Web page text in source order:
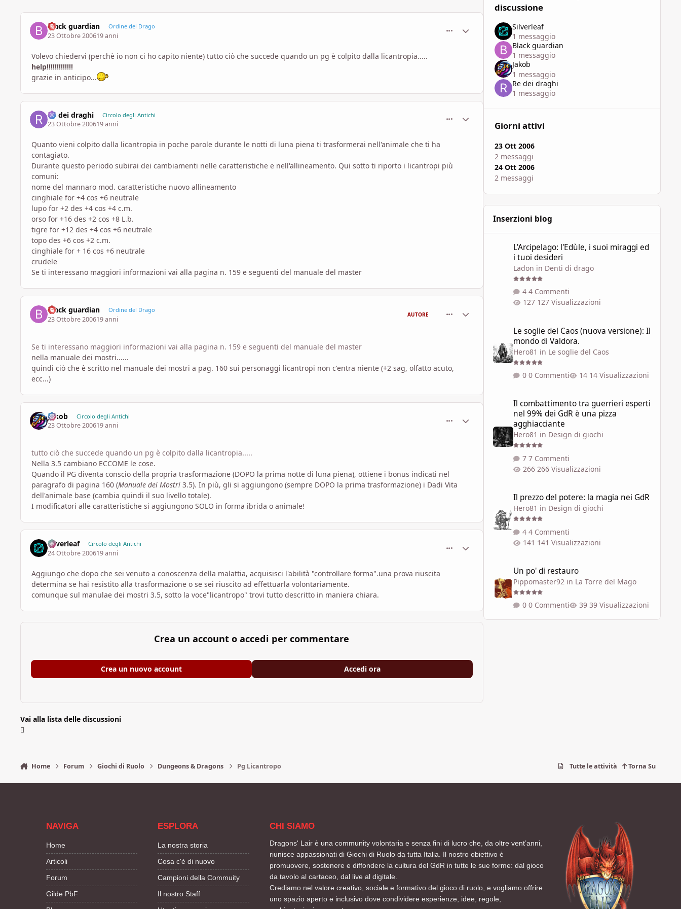
Black guardian Ordine del Drago
23 Ottobre 200619 anni
comment_103359
Statistiche Autore
Volevo chiedervi (perchè io non ci ho capito niente) tutto ciò che succede quando un pg è colpito dalla licantropia.....
help!!!!!!!!!!!!!
grazie in anticipo...
Re dei draghi Circolo degli Antichi
23 Ottobre 200619 anni
Quanto vieni colpito dalla licantropia in poche parole durante le notti di luna piena ti trasformerai nell'animale che ti ha
contagiato.
Durante questo periodo subirai dei cambiamenti nelle caratteristiche e nell'allineamento. Qui sotto ti riporto i licantropi più
comuni:
nome del mannaro mod. caratteristiche nuovo allineamento
cinghiale for +4 cos +6 neutrale
lupo for +2 des +4 cos +4 c.m.
orso for +16 des +2 cos +8 L.b.
tigre for +12 des +4 cos +6 neutrale
topo des +6 cos +2 c.m.
cinghiale for + 16 cos +6 neutrale
crudele
Se ti interessano maggiori informazioni vai alla pagina n. 159 e seguenti del manuale del master
Black guardian Ordine del Drago
23 Ottobre 200619 anni
AUTORE
Se ti interessano maggiori informazioni vai alla pagina n. 159 e seguenti del manuale del master
nella manuale dei mostri......
quindi ciò che è scritto nel manuale dei mostri a pag. 160 sui personaggi licantropi non c'entra niente (+2 sag, olfatto acuto,
ecc...)
Jakob Circolo degli Antichi
23 Ottobre 200619 anni
Statistiche Autore
tutto ciò che succede quando un pg è colpito dalla licantropia.....
Nella 3.5 cambiano ECCOME le cose.
Quando il PG diventa conscio della propria trasformazione (DOPO la prima notte di luna piena), ottiene i bonus indicati nel
paragrafo di pagina 160 (Manuale dei Mostri 3.5). In più, gli si aggiungono (sempre DOPO la prima trasformazione) i Dadi Vita
dell'animale base (cambia quindi il suo livello totale).
I modificatori alle caratteristiche si aggiungono SOLO in forma ibrida o animale!
Silverleaf Circolo degli Antichi
24 Ottobre 200619 anni
Statistiche Autore
Aggiungo che dopo che sei venuto a conoscenza della malattia, acquisisci l'abilità "controllare forma".una prova riuscita
determina se hai resistito alla trasformazione o se sei riuscito ad effettuarla volontariamente.
comunque sul manulae dei mostri 3.5, sotto la voce"licantropo" trovi tutto descritto in maniera chiara.
Crea un account o accedi per commentare
Crea un nuovo account Accedi ora
Vai alla lista delle discussioni
discussione
Silverleaf
1 messaggio
Black guardian
1 messaggio
Jakob
1 messaggio
Re dei draghi
1 messaggio
Giorni attivi
23 Ott 2006
2 messaggi
24 Ott 2006
2 messaggi
Inserzioni blog
L'Arcipelago: l'Edùle, i suoi miraggi ed
i tuoi desideri
Ladon in Denti di drago
4 Commenti
127 Visualizzazioni
Le soglie del Caos (nuova versione): Il
mondo di Valdora.
Hero81 in Le soglie del Caos
0 Commenti 14 Visualizzazioni
Il combattimento tra guerrieri esperti
nel 99% dei GdR è una pizza
agghiacciante
Hero81 in Design di giochi
7 Commenti
266 Visualizzazioni
Il prezzo del potere: la magia nei GdR
Hero81 in Design di giochi
4 Commenti
141 Visualizzazioni
Un po' di restauro
Pippomaster92in La Torre del Mago
0 Commenti 39 Visualizzazioni
Home Forum Giochi di Ruolo Dungeons & Dragons Pg Licantropo Tutte le attività Torna Su
NAVIGA
Home
Articoli
Forum
Gilde PbF
ESPLORA
La nostra storia
Cosa c'è di nuovo
Campioni della Commuity
Il nostro Staff
CHI SIAMO
Dragons' Lair è una community volontaria e senza fini di lucro che, da oltre vent’anni,
riunisce appassionati di Giochi di Ruolo da tutta Italia. Il nostro obiettivo è
promuovere, sostenere e diffondere la cultura del GdR in tutte le sue forme: dal gioco
da tavolo al cartaceo, dal live al digitale.
Crediamo nel valore creativo, sociale e formativo del gioco di ruolo, e vogliamo offrire
uno spazio aperto e inclusivo dove condividere esperienze, idee, regole,